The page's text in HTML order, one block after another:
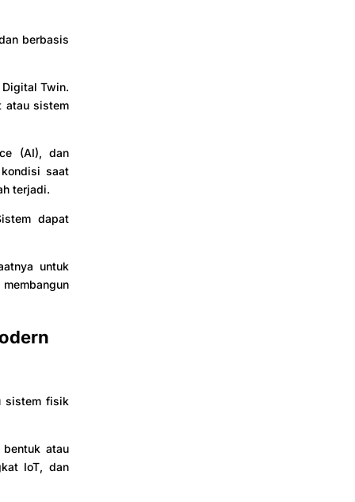
berbasis
Twin.
atau sistem
(AI), dan
saat
terjadi.
dapat
untuk
sistem fisik
atau
IoT, dan